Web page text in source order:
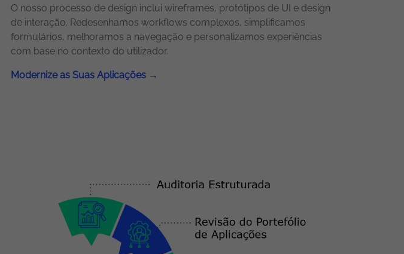
O nosso processo de design inclui wireframes, protótipos de UI e design
de interação. Redesenhamos workflows complexos, simplificamos
formulários, melhoramos a navegação e personalizamos experiências
com base no contexto do utilizador.
Modernize as Suas Aplicações →